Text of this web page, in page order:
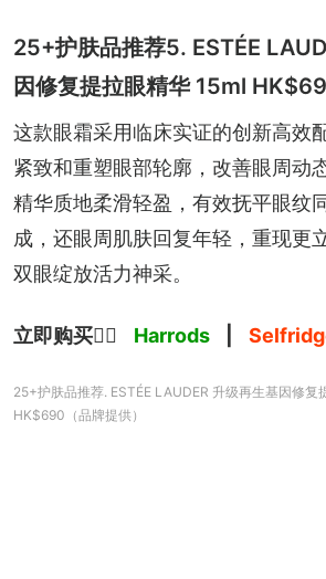
25+护肤品推荐5. ESTÉE
因修复提拉眼精华 15ml
这款眼霜采用临床实证的创新高效
紧致和重塑眼部轮廓，改善眼周动
精华质地柔滑轻盈，有效抚平眼纹
成，还眼周肌肤回复年轻，重现更
双眼绽放活力神采。
立即购买👉🏻 Harrods
25+护肤品推荐. ESTÉE LAUDER 升级再生基因修复
HK$690（品牌提供）